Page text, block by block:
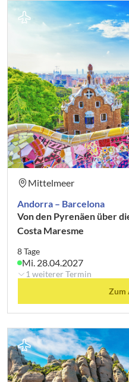
Mittelmeer
Andorra – Barcelona
Von den Pyrenäen über
Costa Maresme
8 Tage
Mi. 28.04.2027
1 weiterer Termin
Zum